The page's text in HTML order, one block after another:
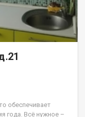
обеспечивает
года. Всё нужное –